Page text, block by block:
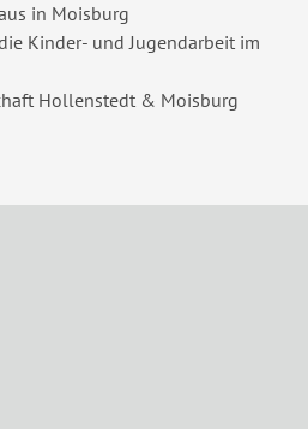
in Moisburg
Kinder- und Jugendarbeit im
Hollenstedt & Moisburg